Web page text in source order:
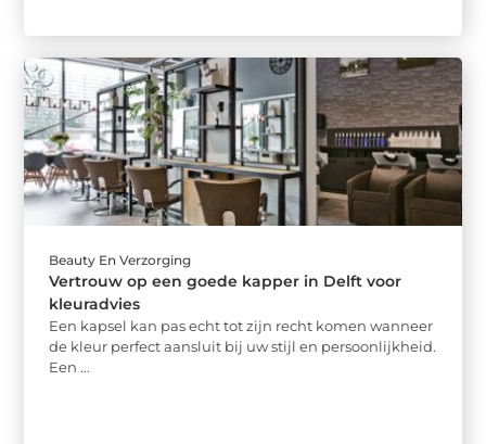
Beauty En Verzorging
Vertrouw op een goede kapper in Delft voor
kleuradvies
Een kapsel kan pas echt tot zijn recht komen wanneer
de kleur perfect aansluit bij uw stijl en persoonlijkheid.
Een ...